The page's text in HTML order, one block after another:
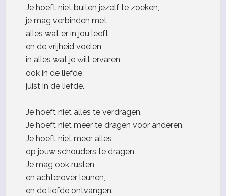
Je hoeft niet buiten jezelf te zoeken,
je mag verbinden met
alles wat er in jou leeft
en de vrijheid voelen
in alles wat je wilt ervaren,
ook in de liefde,
juist in de liefde.
Je hoeft niet alles te verdragen.
Je hoeft niet meer te dragen voor anderen.
Je hoeft niet meer alles
op jouw schouders te dragen.
Je mag ook rusten
en achterover leunen,
en de liefde ontvangen.